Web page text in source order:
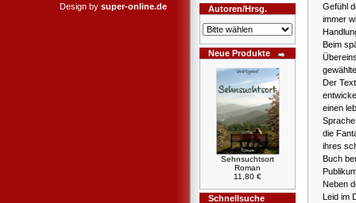
Design by super-online.de Autoren/Hrsg.
Neue Produkte
Sehnsuchtsort
Roman
11,80 €
Schnellsuche
Gefühl
immer
Beim
Der
einen
die
ihres
Buch
Neben
Leid im